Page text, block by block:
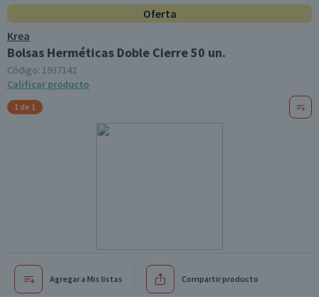
Oferta
Krea
Bolsas Herméticas Doble Cierre 50 un.
Código: 1937142
Calificar producto
1 de 1
Agregar a Mis listas Compartir producto